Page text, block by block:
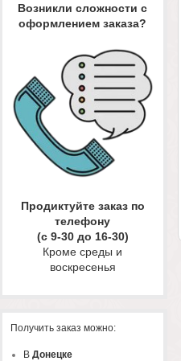
Возникли сложности с
оформлением заказа?
Продиктуйте заказ по
телефону
(с 9-30 до 16-30)
Кроме среды и
воскресенья
Получить заказ можно:
В Донецке